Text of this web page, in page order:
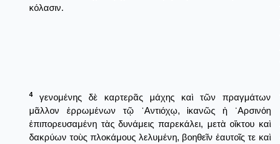
κόλασιν.
4
γενομένης δὲ καρτερᾶς μάχης καὶ τῶν πραγμάτων
μᾶλλον ἐρρωμένων τῷ ᾿Αντιόχῳ, ἱκανῶς ἡ ᾿Αρσινόη
ἐπιπορευσαμένη τὰς δυνάμεις παρεκάλει, μετὰ οἴκτου καὶ
δακρύων τοὺς πλοκάμους λελυμένη, βοηθεῖν ἑαυτοῖς τε καὶ